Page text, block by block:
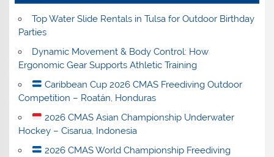
Top Water Slide Rentals in Tulsa for Outdoor Birthday
Parties
Dynamic Movement & Body Control: How
Ergonomic Gear Supports Athletic Training
Caribbean Cup 2026 CMAS Freediving Outdoor
Competition – Roatán, Honduras
2026 CMAS Asian Championship Underwater
Hockey – Cisarua, Indonesia
2026 CMAS World Championship Freediving